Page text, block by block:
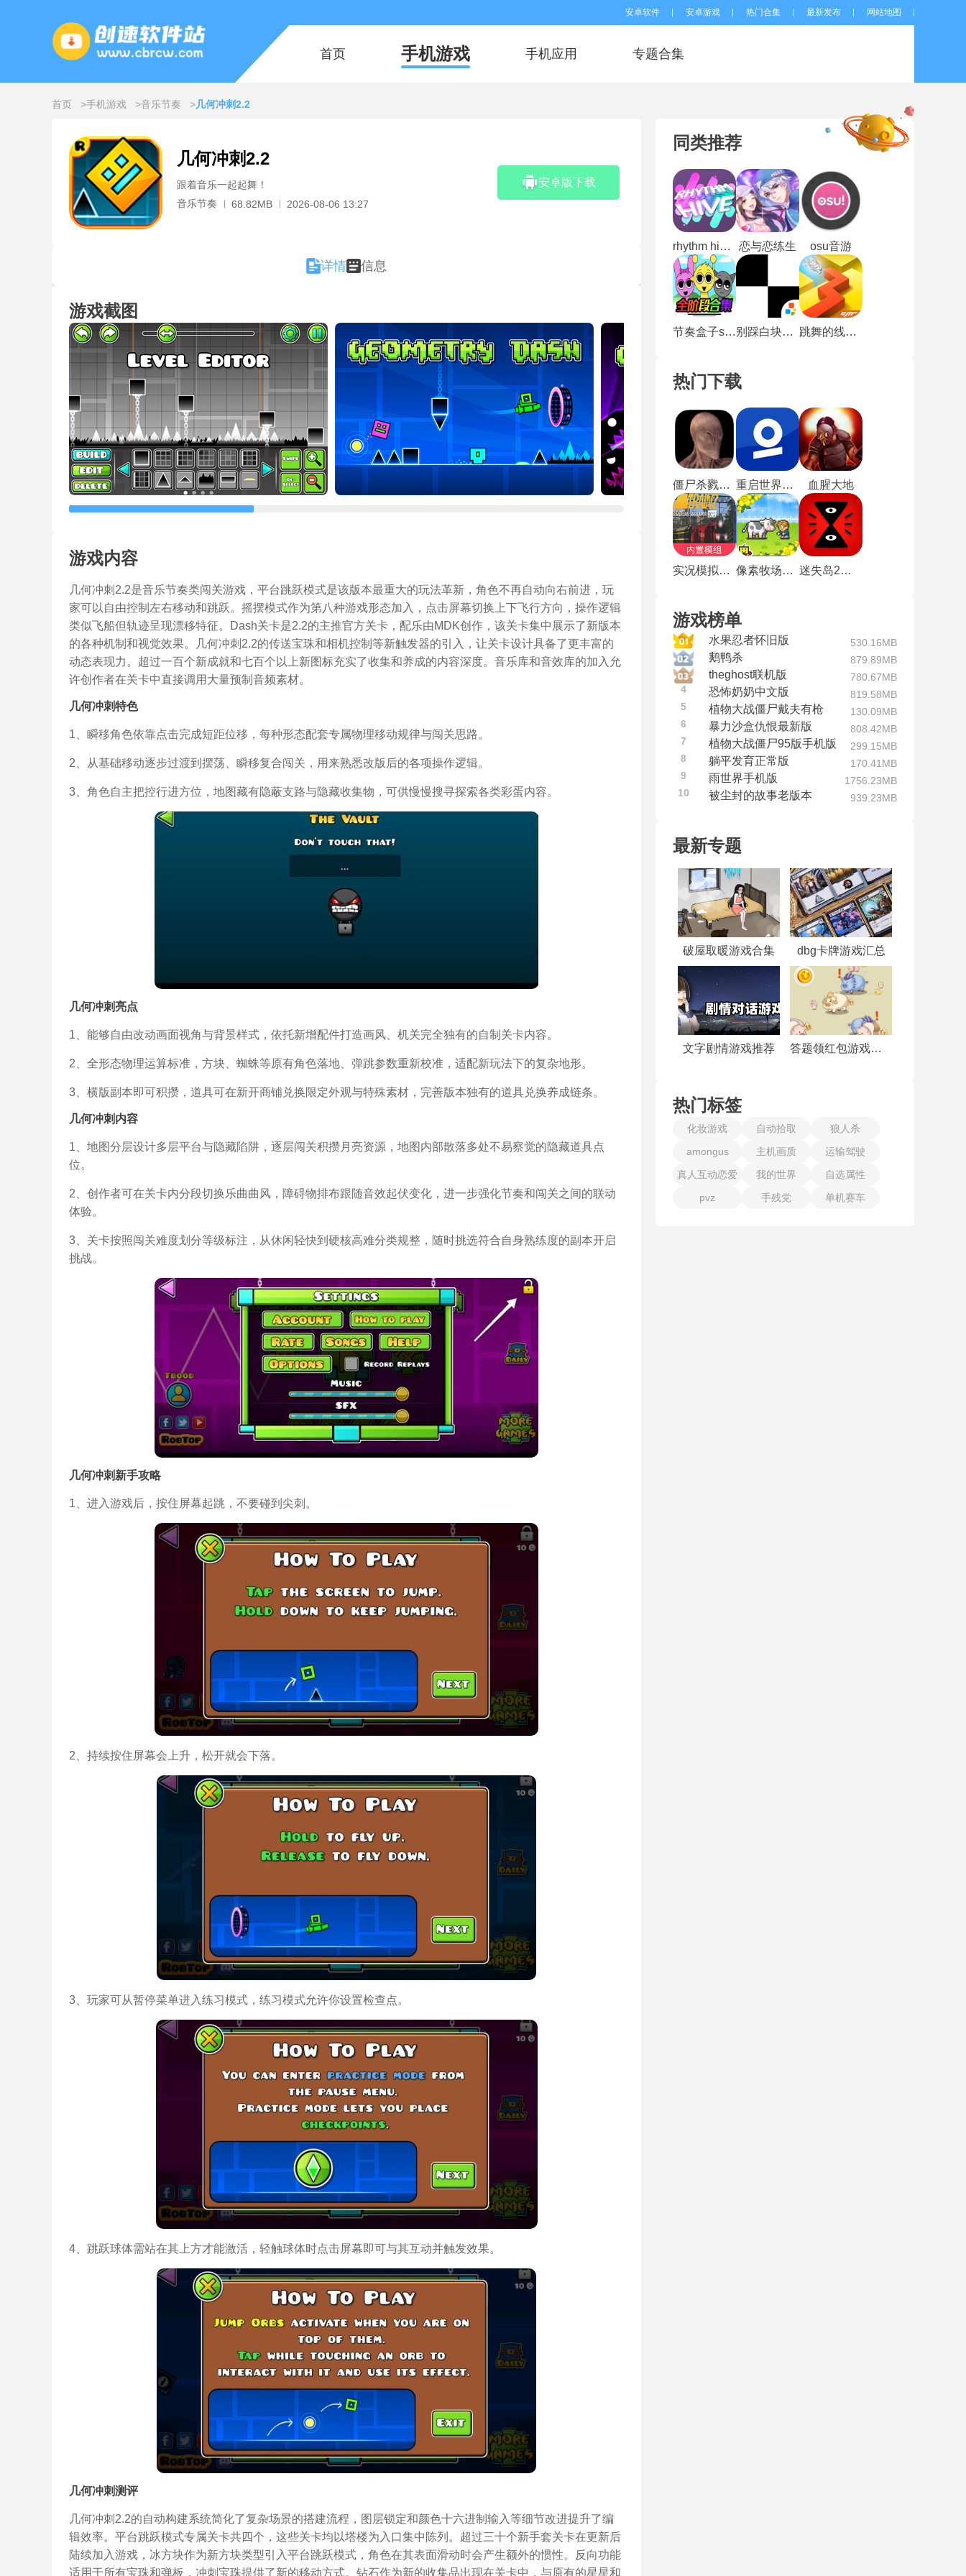
安卓软件 安卓游戏 热门合集 最新发布 网站地图
首页 手机游戏 手机应用 专题合集
首页 手机游戏 音乐节奏 几何冲刺2.2
几何冲刺2.2
跟着音乐一起起舞！
音乐节奏
68.82MB 2026-08-06 13:27
安卓版下载
详情 信息
游戏截图
游戏内容
几何冲刺2.2是音乐节奏类闯关游戏，平台跳跃模式是该版本最重大的玩法革新，角色不再自动向右前进，玩
家可以自由控制左右移动和跳跃。摇摆模式作为第八种游戏形态加入，点击屏幕切换上下飞行方向，操作逻辑
类似飞船但轨迹呈现漂移特征。Dash关卡是2.2的主推官方关卡，配乐由MDK创作，该关卡集中展示了新版本
的各种机制和视觉效果。几何冲刺2.2的传送宝珠和相机控制等新触发器的引入，让关卡设计具备了更丰富的
动态表现力。超过一百个新成就和七百个以上新图标充实了收集和养成的内容深度。音乐库和音效库的加入允
许创作者在关卡中直接调用大量预制音频素材。
几何冲刺特色
1、瞬移角色依靠点击完成短距位移，每种形态配套专属物理移动规律与闯关思路。
2、从基础移动逐步过渡到摆荡、瞬移复合闯关，用来熟悉改版后的各项操作逻辑。
3、角色自主把控行进方位，地图藏有隐蔽支路与隐藏收集物，可供慢慢搜寻探索各类彩蛋内容。
几何冲刺亮点
1、能够自由改动画面视角与背景样式，依托新增配件打造画风、机关完全独有的自制关卡内容。
2、全形态物理运算标准，方块、蜘蛛等原有角色落地、弹跳参数重新校准，适配新玩法下的复杂地形。
3、横版副本即可积攒，道具可在新开商铺兑换限定外观与特殊素材，完善版本独有的道具兑换养成链条。
几何冲刺内容
1、地图分层设计多层平台与隐藏陷阱，逐层闯关积攒月亮资源，地图内部散落多处不易察觉的隐藏道具点
位。
2、创作者可在关卡内分段切换乐曲曲风，障碍物排布跟随音效起伏变化，进一步强化节奏和闯关之间的联动
体验。
3、关卡按照闯关难度划分等级标注，从休闲轻快到硬核高难分类规整，随时挑选符合自身熟练度的副本开启
挑战。
几何冲刺新手攻略
1、进入游戏后，按住屏幕起跳，不要碰到尖刺。
2、持续按住屏幕会上升，松开就会下落。
3、玩家可从暂停菜单进入练习模式，练习模式允许你设置检查点。
4、跳跃球体需站在其上方才能激活，轻触球体时点击屏幕即可与其互动并触发效果。
几何冲刺测评
几何冲刺2.2的自动构建系统简化了复杂场景的搭建流程，图层锁定和颜色十六进制输入等细节改进提升了编
辑效率。平台跳跃模式专属关卡共四个，这些关卡均以塔楼为入口集中陈列。超过三十个新手套关卡在更新后
陆续加入游戏，冰方块作为新方块类型引入平台跳跃模式，角色在其表面滑动时会产生额外的惯性。反向功能
适用于所有宝珠和弹板，冲刺宝珠提供了新的移动方式。钻石作为新的收集品出现在关卡中，与原有的星星和
同类推荐
rhythm hive最新版 恋与恋练生 osu音游
节奏盒子sprunki第三阶段模组 别踩白块儿4 跳舞的线社区版
热门下载
僵尸杀戮5无敌版 重启世界最新版 血腥大地
实况模拟列车手机版 像素牧场物语中文版 迷失岛2时间的灰烬
游戏榜单
水果忍者怀旧版 530.16MB
鹅鸭杀 879.89MB
theghost联机版
780.67MB
4
恐怖奶奶中文版
819.58MB
5
植物大战僵尸戴夫有枪
130.09MB
6
暴力沙盒仇恨最新版
808.42MB
7
植物大战僵尸95版手机版
299.15MB
8
躺平发育正常版
170.41MB
9
雨世界手机版
1756.23MB
10
被尘封的故事老版本 939.23MB
最新专题
破屋取暖游戏合集 dbg卡牌游戏汇总
文字剧情游戏推荐 答题领红包游戏合集
热门标签
化妆游戏 自动拾取
狼人杀
amongus
主机画质
运输驾驶
真人互动恋爱
我的世界
自选属性
pvz
手残党 单机赛车